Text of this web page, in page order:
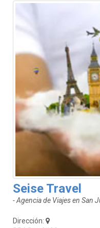
Seise Travel
- Agencia de Viajes en San
Dirección: